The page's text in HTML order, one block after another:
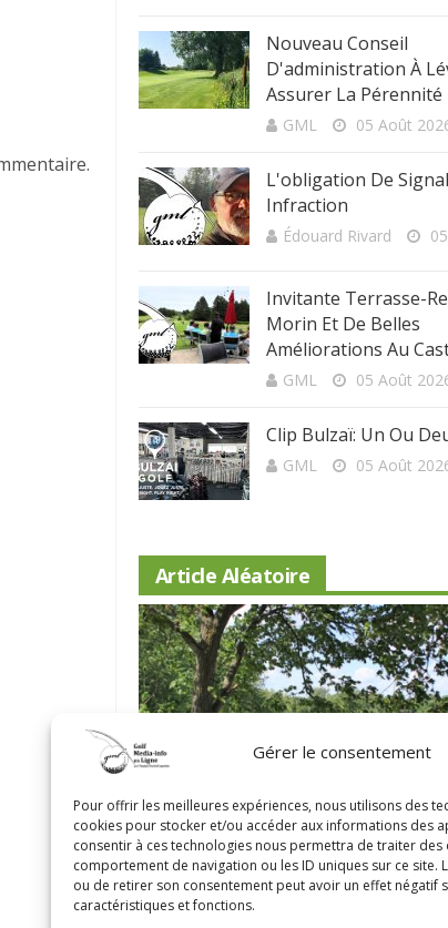
Gérer le consentement
Pour offrir les meilleures expériences, nous utilisons des
cookies pour stocker et/ou accéder aux informations des
consentir à ces technologies nous permettra de traiter des
comportement de navigation ou les ID uniques sur ce site.
ou de retirer son consentement peut avoir un effet négatif
caractéristiques et fonctions.
Nouveau Conseil
D'administration À
Assurer La Pérennité
GML 05 Août
L'obligation De
Infraction
Édouard Rivard
Invitante Terrasse-
Morin Et De Belles
Améliorations Au
GML 05 Août
Clip Bulzaï: Un Ou
GML 05 Août
Article Aléatoire
gants?
Beaconsfield renoue avec
d'antan